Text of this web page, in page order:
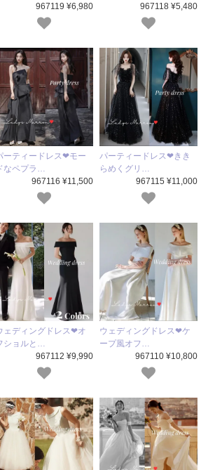
967119 ¥6,980
967118 ¥5,480
ーティードレス❤モー
なペプラ…
967116 ¥11,500
パーティードレス❤きき
らめくグリ…
967115 ¥11,000
ェディングドレス❤オ
ショルと…
967112 ¥9,990
ウェディングドレス❤ケ
ープ風オフ…
967110 ¥10,800